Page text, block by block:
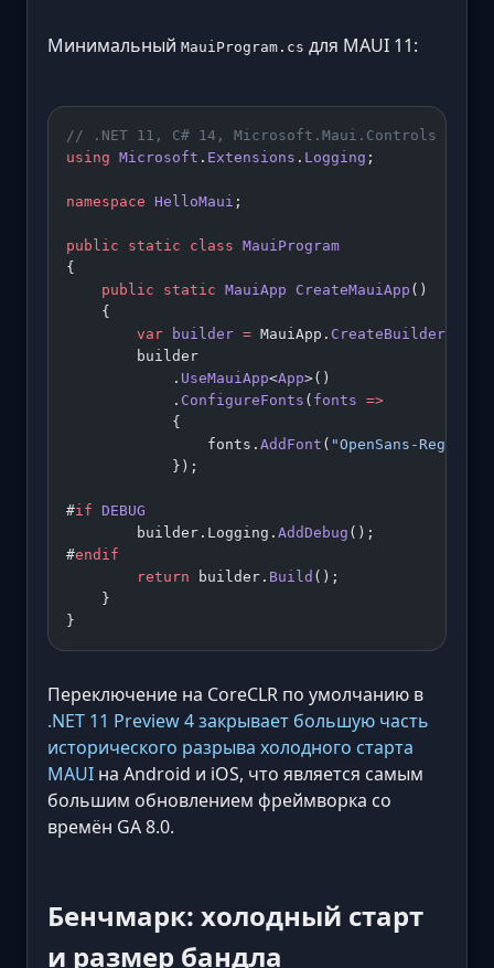
Минимальный MauiProgram.cs для MAUI 11:
// .NET 11, C# 14, Microsoft.Maui.Controls
using Microsoft . Extensions . Logging ;
namespace HelloMaui ;
public static class MauiProgram
{
    public
static MauiApp CreateMauiApp ()
    {
        var
builder = MauiApp. CreateBuilder
        builder
            .
UseMauiApp<App>()
            .
ConfigureFonts ( fonts =>
            {
                fonts.
AddFont ( "OpenSans-
            });
#if DEBUG
        builder.Logging.
AddDebug ();
#endif
        return
builder. Build ();
    }
}
Переключение на CoreCLR по умолчанию в
.NET 11 Preview 4 закрывает большую часть
исторического разрыва холодного старта
MAUI на Android и iOS, что является самым
большим обновлением фреймворка со
времён GA 8.0.
Бенчмарк: холодный старт
и размер бандла